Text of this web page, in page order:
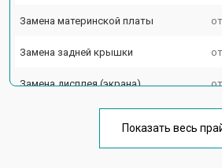
Замена материнской платы
Замена задней крышки
Замена дисплея (экрана)
Ремонт цепи питания
Показать весь